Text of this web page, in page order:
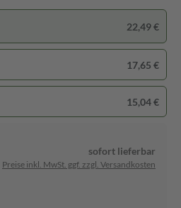
22,49 €
17,65 €
15,04 €
sofort lieferbar
Preise inkl. MwSt. ggf. zzgl. Versandkosten